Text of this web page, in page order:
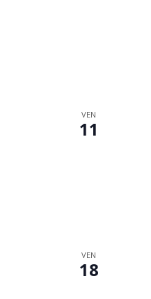
VEN
11
VEN
18